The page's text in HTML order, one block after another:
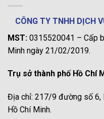
CÔNG TY TNHH DỊCH
MST: 0315520041 – Cấp
Minh ngày 21/02/2019.
Trụ sở thành phố Hồ Chí
Địa chỉ: 217/9 đường số 6,
Hồ Chí Minh.